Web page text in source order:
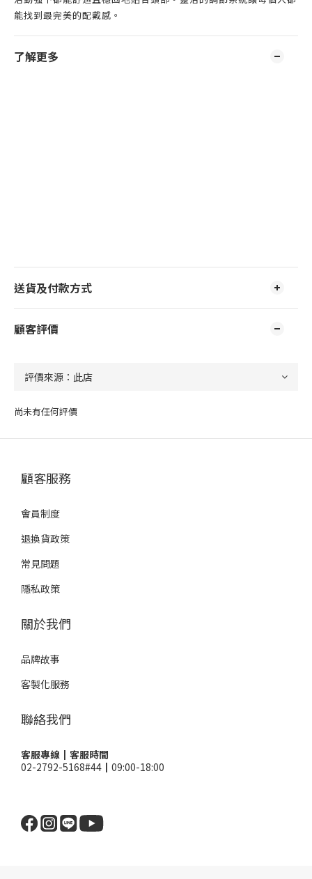
能找到最完美的配戴感。
了解更多
送貨及付款方式
顧客評價
尚未有任何評價
顧客服務
會員制度
退換貨政策
常見問題
隱私政策
關於我們
品牌故事
客製化服務
聯絡我們
客服專線┃客服時間
02-2792-5168#44┃09:00-18:00